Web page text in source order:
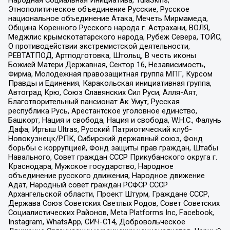
Этнополитическое объединение Русские, Русское
национальное объединение Атака, Мечеть Мирмамеда,
Община Коренного Русского народа г. Астрахани, ВОЛЯ,
Меджлис крымскотатарского народа, Рубеж Севера, ТОЙС,
О противодействии экстремистской деятельности,
РЕВТАТПОД, Артподготовка, Штольц, В честь иконы
Божией Матери Державная, Сектор 16, Независимость,
Фирма, Молодежная правозащитная группа МПГ, Курсом
Правды и Единения, Каракольская инициативная группа,
Автоград Крю, Союз Славянских Сил Руси, Алля-Аят,
Благотворительный пансионат Ак Умут, Русская
республика Русь, Арестантское уголовное единство,
Башкорт, Нация и свобода, Нация и свобода, W.H.С., Фалунь
Дафа, Иртыш Ultras, Русский Патриотический клуб-
Новокузнецк/РПК, Сибирский державный союз, Фонд
борьбы с коррупцией, Фонд защиты прав граждан, Штабы
Навального, Совет граждан СССР Прикубанского округа г.
Краснодара, Мужское государство, Народное
объединение русского движения, Народное движение
Адат, Народный совет граждан РСФСР СССР
Архангельской области, Проект Штурм, Граждане СССР,
Держава Союз Советских Светлых Родов, Совет Советских
Социалистических Районов, Meta Platforms Inc, Facebook,
Instagram, WhatsApp, СИЧ-С14, Добровольческое